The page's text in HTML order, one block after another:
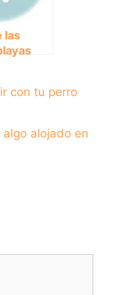
las
con tu perro
alojado en